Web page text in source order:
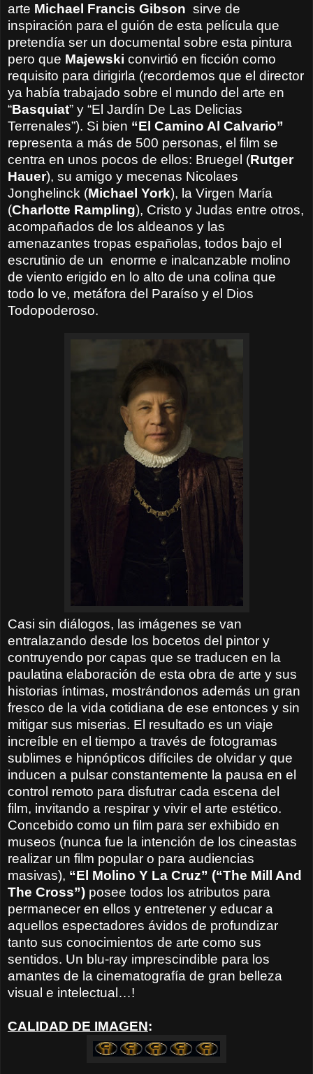
arte Michael Francis Gibson sirve de
inspiración para el guión de esta película que
pretendía ser un documental sobre esta pintura
pero que Majewski convirtió en ficción como
requisito para dirigirla (recordemos que el director
ya había trabajado sobre el mundo del arte en
“Basquiat” y “El Jardín De Las Delicias
Terrenales”). Si bien “El Camino Al Calvario”
representa a más de 500 personas, el film se
centra en unos pocos de ellos: Bruegel (Rutger
Hauer), su amigo y mecenas Nicolaes
Jonghelinck (Michael York), la Virgen María
(Charlotte Rampling), Cristo y Judas entre otros,
acompañados de los aldeanos y las
amenazantes tropas españolas, todos bajo el
escrutinio de un enorme e inalcanzable molino
de viento erigido en lo alto de una colina que
todo lo ve, metáfora del Paraíso y el Dios
Todopoderoso.
Casi sin diálogos, las imágenes se van
entralazando desde los bocetos del pintor y
contruyendo por capas que se traducen en la
paulatina elaboración de esta obra de arte y sus
historias íntimas, mostrándonos además un gran
fresco de la vida cotidiana de ese entonces y sin
mitigar sus miserias. El resultado es un viaje
increíble en el tiempo a través de fotogramas
sublimes e hipnópticos difíciles de olvidar y que
inducen a pulsar constantemente la pausa en el
control remoto para disfutrar cada escena del
film, invitando a respirar y vivir el arte estético.
Concebido como un film para ser exhibido en
museos (nunca fue la intención de los cineastas
realizar un film popular o para audiencias
masivas), “El Molino Y La Cruz” (“The Mill And
The Cross”) posee todos los atributos para
permanecer en ellos y entretener y educar a
aquellos espectadores ávidos de profundizar
tanto sus conocimientos de arte como sus
sentidos. Un blu-ray imprescindible para los
amantes de la cinematografía de gran belleza
visual e intelectual…!
CALIDAD DE IMAGEN: